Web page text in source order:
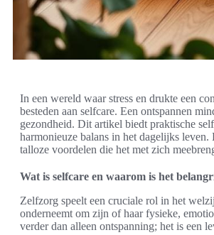
In een wereld waar stress en drukte een
besteden aan selfcare. Een ontspannen
gezondheid. Dit artikel biedt praktische
harmonieuze balans in het dagelijks
talloze voordelen die het met zich
Wat is selfcare en waarom is het
Zelfzorg speelt een cruciale rol in het
onderneemt om zijn of haar fysieke,
verder dan alleen ontspanning; het is een